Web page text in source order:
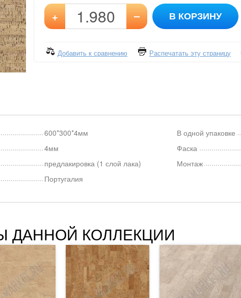
+ – В КОРЗИНУ
Добавить к сравнению Распечатать эту страницу
600*300*4мм
4мм
предлакировка (1 слой лака)
Португалия
В одной упаковке
Фаска
Монтаж
ДАННОЙ КОЛЛЕКЦИИ